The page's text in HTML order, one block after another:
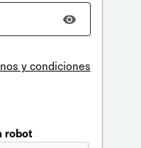
y condiciones
robot